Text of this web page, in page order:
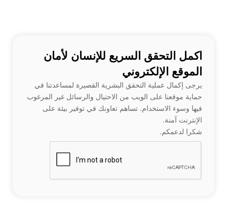
اكمل التحقق السريع للإنسان لأمان
الموقع الإلكتروني
يرجى إكمال عملية التحقق البشرية القصيرة لمساعدتنا في
حماية موقعنا على الويب من الاحتيال والرسائل غير المرغوب
فيها وسوء الاستخدام. تساهم تعاونك في توفير بيئة على
الإنترنت آمنة.
شكرا لدعمكم.